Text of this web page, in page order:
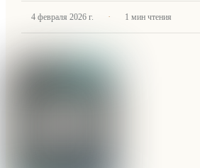
4 февраля 2026 г. · 1 мин чтения